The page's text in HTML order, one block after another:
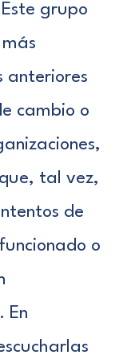
Este grupo
anteriores
cambio o
tal vez,
de
o
En